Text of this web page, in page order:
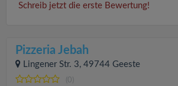
Schreib jetzt die erste Bewertung!
Pizzeria Jebah
Lingener Str. 3, 49744 Geeste
(0)